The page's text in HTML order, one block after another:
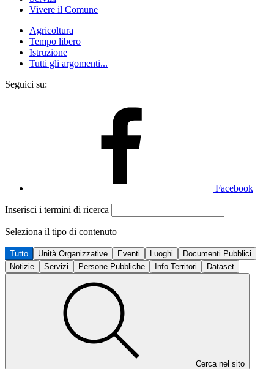
Vivere il Comune
Agricoltura
Tempo libero
Istruzione
Tutti gli argomenti...
Seguici su:
Facebook
Inserisci i termini di ricerca
Seleziona il tipo di contenuto
Tutto Unità Organizzative Eventi Luoghi
Documenti Pubblici
Notizie
Servizi Persone Pubbliche Info Territori Dataset
Cerca nel sito